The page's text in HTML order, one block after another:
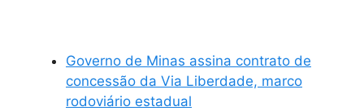
Governo de Minas assina contrato de
concessão da Via Liberdade, marco
rodoviário estadual